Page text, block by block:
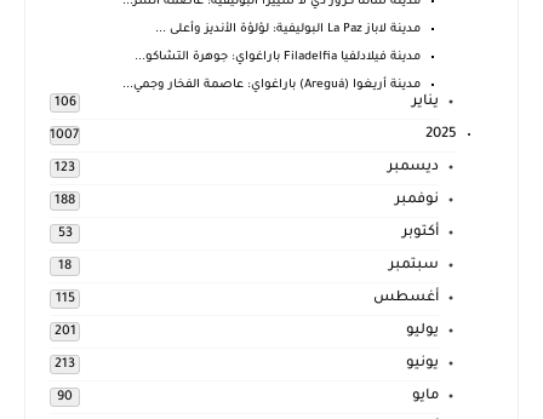
مدينة لاباز La Paz البوليفية: لؤلؤة الأنديز وأعلى ...
مدينة فيلادلفيا Filadelfia باراغواي: جوهرة التشاكو...
مدينة أريغوا (Areguá) باراغواي: عاصمة الفخار وجمي...
يناير 106
2025
1007
ديسمبر 123
نوفمبر 188
أكتوبر 53
سبتمبر 18
أغسطس 115
يوليو 201
يونيو 213
مايو 90